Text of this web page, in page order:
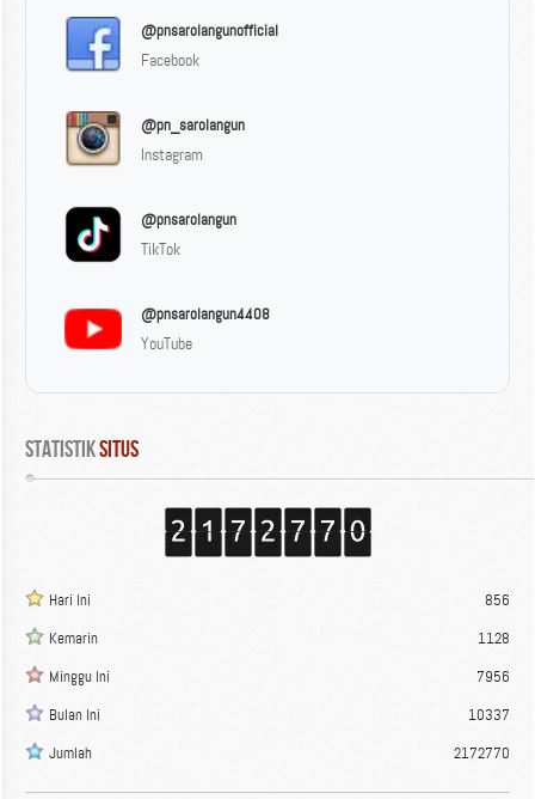
@pnsarolangunofficial
Facebook
@pn_sarolangun
Instagram
@pnsarolangun
TikTok
@pnsarolangun4408
YouTube
Statistik Situs
Hari Ini
856
Kemarin
1128
Minggu Ini
7956
Bulan Ini
10337
Jumlah
2172770